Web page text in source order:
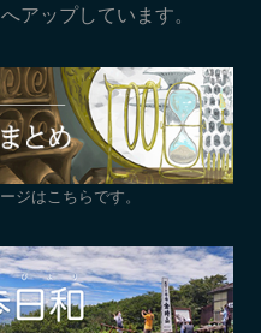
アップしています。
ジはこちらです。